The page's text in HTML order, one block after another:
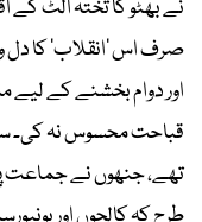
نے بھٹو کا تختہ الٹ کے
صرف اس ’انقلاب‘ کا دل
اور دوام بخشنے کے لیے
قباحت محسوس نہ کی۔
تھے، جنھوں نے جماعت